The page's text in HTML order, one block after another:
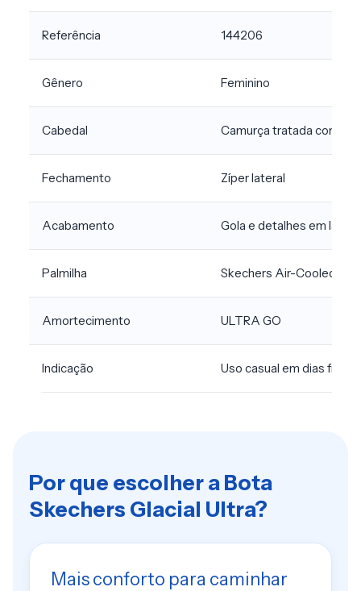
Referência 144206
Gênero Feminino
Cabedal Camurça tratada com
Fechamento Zíper lateral
Acabamento Gola e detalhes em lã
Palmilha Skechers Air-Cooled
Amortecimento ULTRA GO
Indicação Uso casual em dias frios
Por que escolher a Bota
Skechers Glacial Ultra?
Mais conforto para caminhar